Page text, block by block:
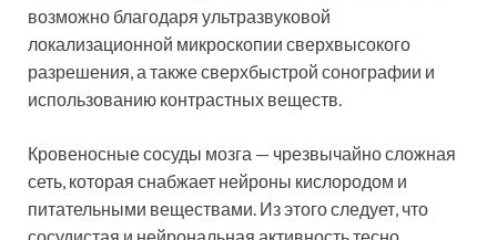
возможно благодаря ультразвуковой
локализационной микроскопии сверхвысокого
разрешения, а также сверхбыстрой сонографии и
использованию контрастных веществ.
Кровеносные сосуды мозга — чрезвычайно сложная
сеть, которая снабжает нейроны кислородом и
питательными веществами. Из этого следует, что